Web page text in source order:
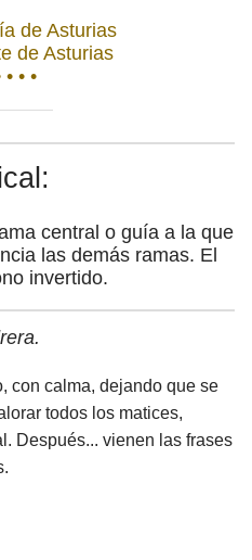
de Asturias
de Asturias
• • •
central o guía a la que
las demás ramas. El
invertido.
con calma, dejando que se
todos los matices,
Después... vienen las frases